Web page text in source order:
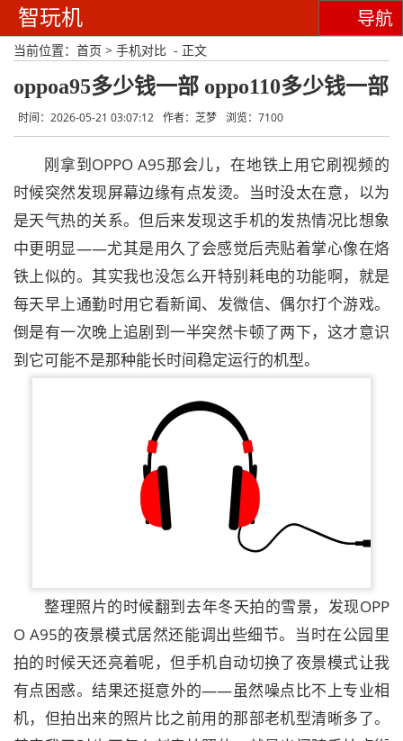
智玩机 导航
当前位置： 首页 > 手机对比 - 正文
oppoa95多少钱一部 oppo110多少钱一部
时间：2026-05-21 03:07:12 作者：芝梦 浏览：7100
刚拿到OPPO A95那会儿，在地铁上用它刷视频的
时候突然发现屏幕边缘有点发烫。当时没太在意，以为
是天气热的关系。但后来发现这手机的发热情况比想象
中更明显——尤其是用久了会感觉后壳贴着掌心像在烙
铁上似的。其实我也没怎么开特别耗电的功能啊，就是
每天早上通勤时用它看新闻、发微信、偶尔打个游戏。
倒是有一次晚上追剧到一半突然卡顿了两下，这才意识
到它可能不是那种能长时间稳定运行的机型。
整理照片的时候翻到去年冬天拍的雪景，发现OPP
O A95的夜景模式居然还能调出些细节。当时在公园里
拍的时候天还亮着呢，但手机自动切换了夜景模式让我
有点困惑。结果还挺意外的——虽然噪点比不上专业相
机，但拍出来的照片比之前用的那部老机型清晰多了。